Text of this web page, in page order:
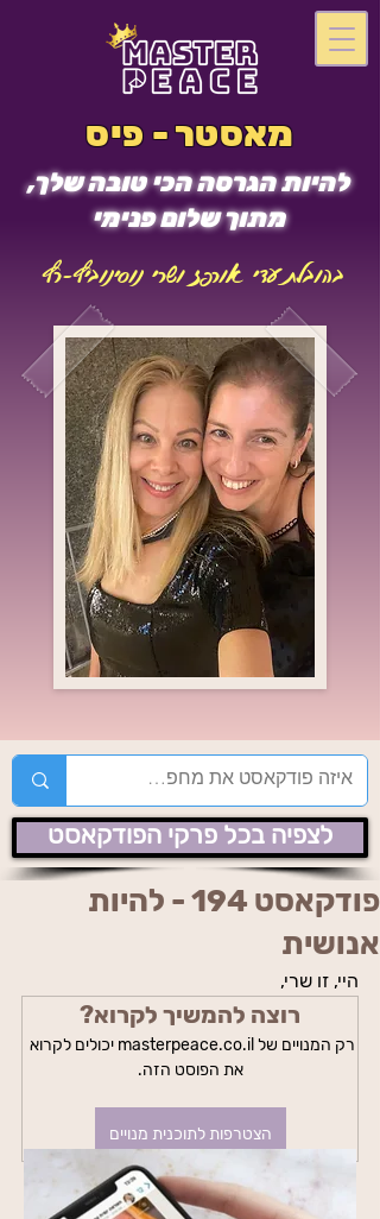
מאסטר - פיס
להיות הגרסה הכי טובה שלך,
מתוך שלום פנימי
בהובלת עדי אורפז ושרי נוסינוביץ-רץ
לצפיה בכל פרקי הפודקאסט
פודקאסט 194 - להיות
אנושית
היי, זו שרי,
רוצה להמשיך לקרוא?
רק המנויים של masterpeace.co.il יכולים לקרוא
את הפוסט הזה.
הצטרפות לתוכנית מנויים